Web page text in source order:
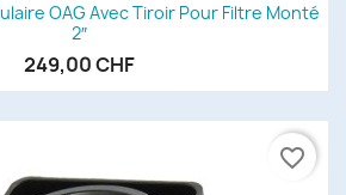
OAG Avec Tiroir Pour Filtre Monté
2″
249,00 CHF
favorite_border